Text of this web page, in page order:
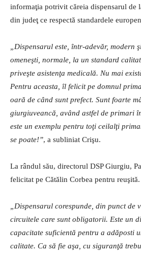
informaţia potrivit căreia dispensarul de
din judeţ ce respectă standardele
„Dispensarul este, într-adevăr, modern
omeneşti, normale, la un standard
priveşte asistenţa medicală. Nu mai
Pentru aceasta, îl felicit pe domnul
oară de când sunt prefect. Sunt foarte
giurgiuveancă, având astfel de primari
este un exemplu pentru toţi ceilalţi
se poate!”, a subliniat Crişu.
La rândul său, directorul DSP Giurgiu,
felicitat pe Cătălin Corbea pentru reuşită.
„Dispensarul corespunde, din punct de
circuitele care sunt obligatorii. Este un
capacitate suficientă pentru a adăposti
calitate. Ca să fie aşa, cu siguranţă